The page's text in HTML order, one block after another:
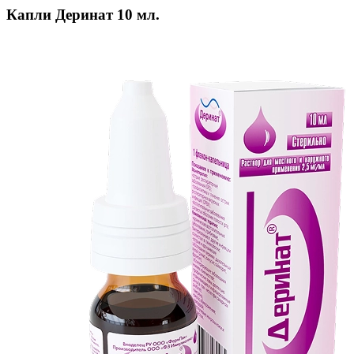
Капли Деринат 10 мл.